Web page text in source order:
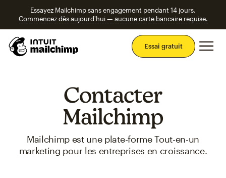
Essayez Mailchimp sans engagement pendant 14 jours.
Commencez dès aujourd'hui — aucune carte bancaire requise.
Essai gratuit
Contacter
Mailchimp
Mailchimp est une plate-forme Tout-en-un
marketing pour les entreprises en croissance.